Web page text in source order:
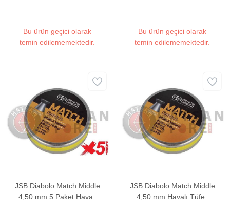
Bu ürün geçici olarak
temin edilememektedir.
Bu ürün geçici olarak
temin edilememektedir.
JSB Diabolo Match Middle
4,50 mm 5 Paket Havalı
JSB Diabolo Match Middle
4,50 mm Havalı Tüfek